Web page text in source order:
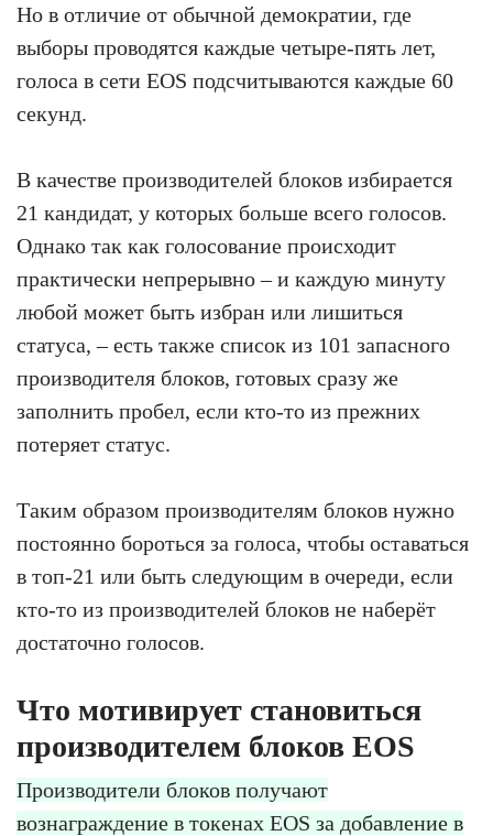
Но в отличие от обычной демократии, где
выборы проводятся каждые четыре-пять лет,
голоса в сети EOS подсчитываются каждые 60
секунд.
В качестве производителей блоков избирается
21 кандидат, у которых больше всего голосов.
Однако так как голосование происходит
практически непрерывно – и каждую минуту
любой может быть избран или лишиться
статуса, – есть также список из 101 запасного
производителя блоков, готовых сразу же
заполнить пробел, если кто-то из прежних
потеряет статус.
Таким образом производителям блоков нужно
постоянно бороться за голоса, чтобы оставаться
в топ-21 или быть следующим в очереди, если
кто-то из производителей блоков не наберёт
достаточно голосов.
Что мотивирует становиться
производителем блоков EOS
Производители блоков получают
вознаграждение в токенах EOS за добавление в